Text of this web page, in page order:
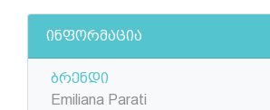
ინფორმაცია
ბრენდი
Emiliana Parati